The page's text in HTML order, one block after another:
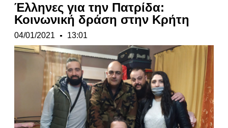
Έλληνες για την Πατρίδα:
Κοινωνική δράση στην Κρήτη
04/01/2021 13:01